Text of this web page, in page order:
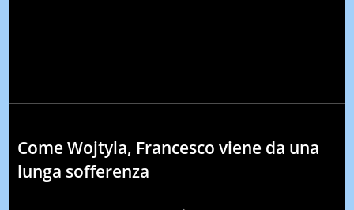
Come Wojtyla, Francesco viene da una
lunga sofferenza